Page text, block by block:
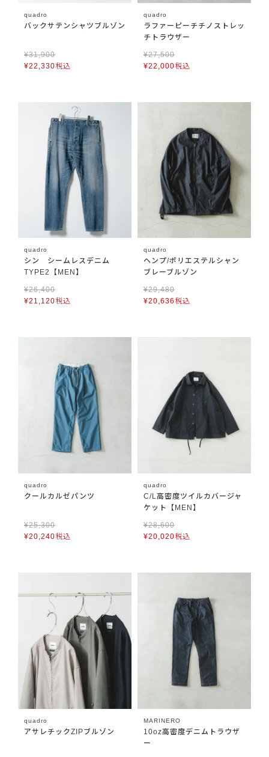
quadro
バックサテンシャツブルゾン
¥31,900
¥22,330税込
quadro
ラファーピーチチノストレッ
チトラウザー
¥27,500
¥22,000税込
quadro
シン シームレスデニム
TYPE2【MEN】
¥26,400
¥21,120税込
quadro
ヘンプ/ポリエステルシャン
ブレーブルゾン
¥29,480
¥20,636税込
quadro
クールカルゼパンツ
¥25,300
¥20,240税込
quadro
C/L高密度ツイルカバージャ
ケット【MEN】
¥28,600
¥20,020税込
quadro
アサレチックZIPブルゾン
MARINERO
10oz高密度デニムトラウザ
ー